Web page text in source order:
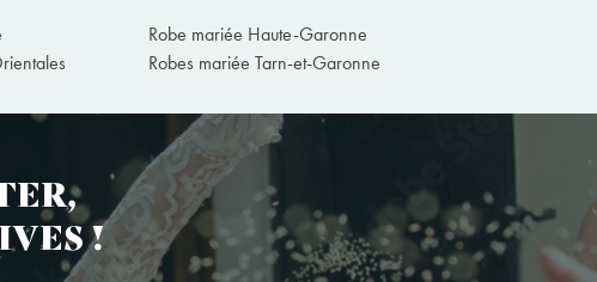
Robe mariée Haute-Garonne
Robes mariée Tarn-et-Garonne
!